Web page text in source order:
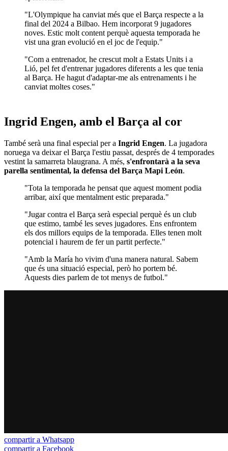
"L'Olympique ha canviat més que el Barça respecte a la
final del 2024 a Bilbao. Hem incorporat 9 jugadores
noves. Estic molt content perquè aquesta temporada he
vist una gran evolució en el joc de l'equip."
"Com a entrenador, he crescut molt a Estats Units i a
Lió, pel fet d'entrenar jugadores diferents a les que tenia
al Barça. He hagut d'adaptar-me als entrenaments i he
canviat moltes coses."
Ingrid Engen, amb el Barça al cor
També serà una final especial per a Ingrid Engen. La jugadora
noruega va deixar el Barça l'estiu passat, després de 4 temporades
vestint la samarreta blaugrana. A més, s'enfrontarà a la seva
parella sentimental, la defensa del Barça Mapi León.
"Tota la temporada he pensat que aquest moment podia
arribar, així que mentalment estic preparada."
"Jugar contra el Barça serà especial perquè és un club
que estimo, també les seves jugadores. Ens enfrontem
els dos millors equips de la temporada. Elles tenen molt
potencial i haurem de fer un partit perfecte."
"Amb la María ho vivim d'una manera natural. Sabem
que és una situació especial, però ho portem bé.
Aquests dies parlem de tot menys de futbol."
compartir a Whatsapp
compartir a Facebook